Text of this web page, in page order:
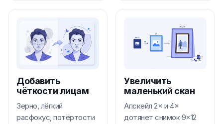
Добавить
чёткости лицам
Зерно, лёгкий
расфокус, потёртости
Увеличить
маленький скан
Апскейл 2× и 4×
дотянет снимок 9×12